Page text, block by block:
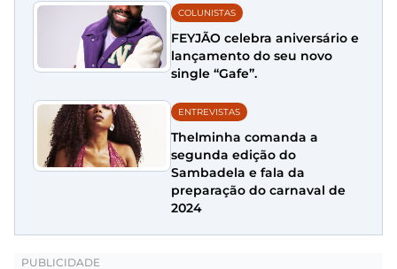
COLUNISTAS
FEYJÃO celebra aniversário e
lançamento do seu novo
single “Gafe”.
ENTREVISTAS
Thelminha comanda a
segunda edição do
Sambadela e fala da
preparação do carnaval de
2024